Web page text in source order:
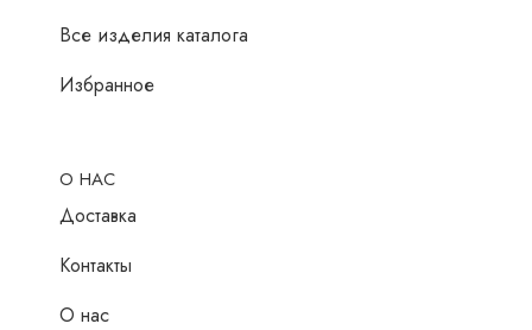
Все изделия каталога
Избранное
О НАС
Доставка
Контакты
О нас